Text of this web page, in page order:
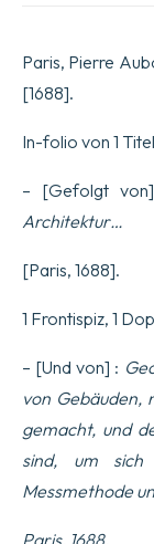
de
l’Architecture
Antique
toutes
parties.
Avec
plusieurs
Particularitez
qui
point
jusques
present
touchant
les
Bastiments
de
Marque…
Paris, Pierre
[1688].
In-folio von 1
– [Gefolgt
Architektur…
[Paris, 1688].
1 Frontispiz, 1
– [Und von] :
von Gebäuden,
gemacht, und
sind, um
Messmethode
Paris, 1688.